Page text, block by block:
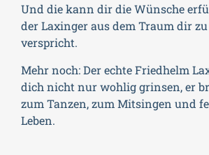
Und die kann dir die Wünsche
der Laxinger aus dem Traum dir
verspricht.
Mehr noch: Der echte Friedhelm
dich nicht nur wohlig grinsen, er
zum Tanzen, zum Mitsingen und
Leben.